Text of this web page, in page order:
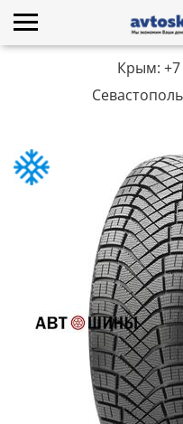
Крым: +7